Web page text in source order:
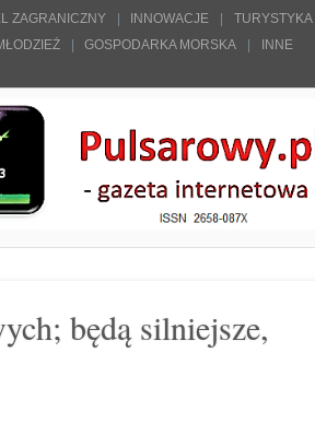
ZAGRANICZNY INNOWACJE
TURYSTYKA
GOSPODARKA MORSKA
INNE
będą silniejsze,